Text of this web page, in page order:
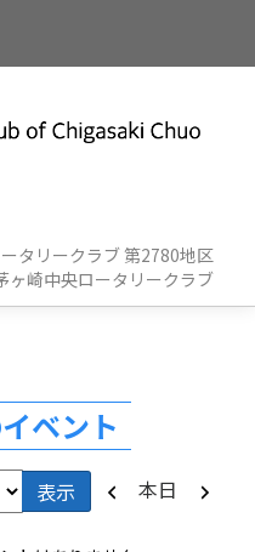
タリークラブ 第2780地区
ヶ崎中央ロータリークラブ
ベント
前本日
次